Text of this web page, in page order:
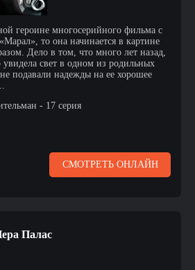
героине многосерийного фильма с
то она начинается в картине
Дело в том, что много лет назад,
увидела свет в одном из родильных
подавали надежды на ее хорошее
- 17 серия
СМОТРЕТЬ ОНЛАЙН
Палас